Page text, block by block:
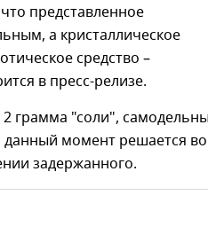
представленное
а кристаллическое
средство –
в пресс-релизе.
грамма "соли",
момент решается
задержанного.